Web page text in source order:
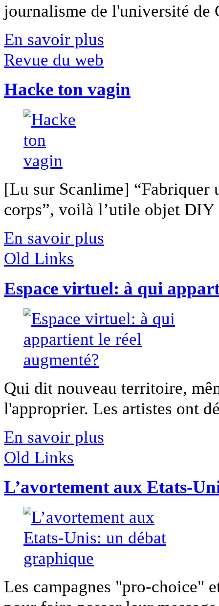
journalisme de l'université
En savoir plus
Revue du web
Hacke ton vagin
[Lu sur Scanlime] “Fabriquer
corps”, voilà l’utile objet
En savoir plus
Old Links
Espace virtuel: à qui
Qui dit nouveau territoire,
l'approprier. Les artistes ont
En savoir plus
Old Links
L’avortement aux Etats-
Les campagnes "pro-choice"